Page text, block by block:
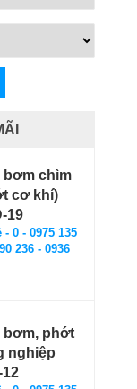
bơm chìm
cơ khí)
19
0 - 0975 135
236 - 0936
bơm, phớt
nghiệp
12